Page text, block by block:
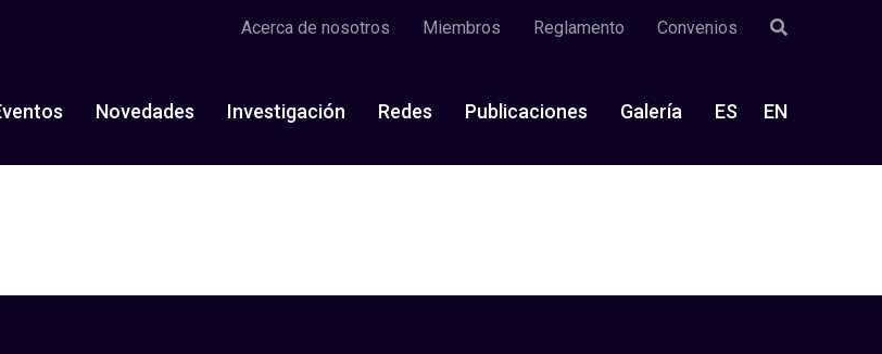
Acerca de nosotros Miembros Reglamento Convenios
Novedades Investigación Redes Publicaciones Galería ES EN